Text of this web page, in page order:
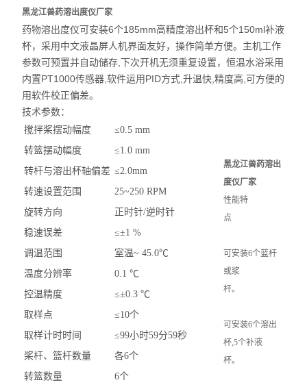
黑龙江兽药溶出度仪厂家
药物溶出度仪 可安装6个185mm高精度溶出杯和5个150ml补液
杯，采用中文液晶屏人机界面友好，操作简单方便。 主机工作
参数可预置并自动储存 , 下次开机无须重复设置，恒温水浴采用
内置PT1000传感器 ,软件运用 PID方式 ,升温快 ,精度高 ,可方便的
用软件校正偏差。
技术参数：
搅拌桨摆动幅度
≤0.5 mm
转篮摆动幅度
≤1.0 mm
转杆与溶出杯轴偏差 ≤2.0mm
转速设置范围
25~250 RPM
旋转方向
正时针/逆时针
稳速误差
≤±1 %
调温范围
室温~ 45.0℃
温度分辨率
0.1℃
控温精度
≤±0.3℃
取样点
≤10个
取样计时时间
≤99小时59分59秒
桨杆、篮杆数量
各6个
转篮数量
6个
黑龙江兽药溶出
度仪厂家
性能特
点
可安装6个蓝杆
或浆
杆。
可安装6个溶出
杯,5个补液
杯。